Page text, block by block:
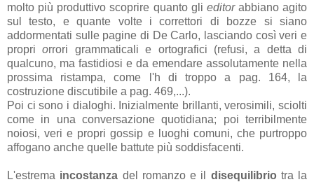
molto più produttivo scoprire quanto gli editorabbiano agito
sul testo, e quante volte i correttori di bozze si siano
addormentati sulle pagine di De Carlo, lasciando così veri e
propriorrori grammaticali e ortografici (refusi, a detta di
qualcuno, ma fastidiosi e da emendare assolutamente nella
prossima ristampa, come l'h di troppo a pag. 164, la
costruzione discutibile a pag. 469,...).
Poi ci sono i dialoghi. Inizialmente brillanti, verosimili, sciolti
come in una conversazione quotidiana; poi terribilmente
noiosi, veri e propri gossip e luoghi comuni, che purtroppo
affogano anche quelle battute più soddisfacenti.
L'estrema incostanza del romanzo e il disequilibrio tra la